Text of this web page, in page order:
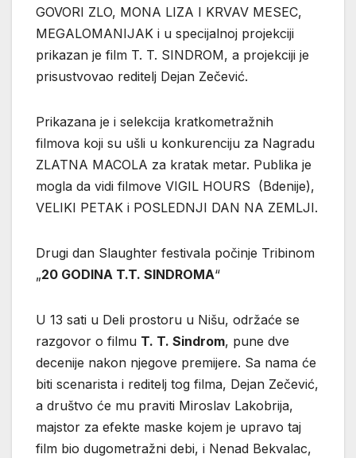
GOVORI ZLO, MONA LIZA I KRVAV MESEC,
MEGALOMANIJAK i u specijalnoj projekciji
prikazan je film T. T. SINDROM, a projekciji je
prisustvovao reditelj Dejan Zečević.
Prikazana je i selekcija kratkometražnih
filmova koji su ušli u konkurenciju za Nagradu
ZLATNA MACOLA za kratak metar. Publika je
mogla da vidi filmove VIGIL HOURS (Bdenije),
VELIKI PETAK i POSLEDNJI DAN NA ZEMLJI.
Drugi dan Slaughter festivala počinje Tribinom
„20 GODINA T.T. SINDROMA“
U 13 sati u Deli prostoru u Nišu, održaće se
razgovor o filmu T. T. Sindrom, pune dve
decenije nakon njegove premijere. Sa nama će
biti scenarista i reditelj tog filma, Dejan Zečević,
a društvo će mu praviti Miroslav Lakobrija,
majstor za efekte maske kojem je upravo taj
film bio dugometražni debi, i Nenad Bekvalac,